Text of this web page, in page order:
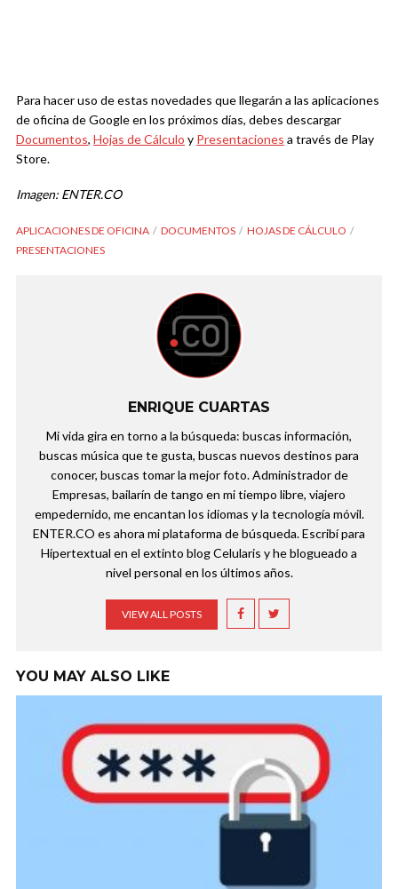
Para hacer uso de estas novedades que llegarán a las aplicaciones
de oficina de Google en los próximos días, debes descargar
Documentos, Hojas de Cálculo y Presentaciones a través de Play
Store.
Imagen: ENTER.CO
APLICACIONES DE OFICINA DOCUMENTOS
HOJAS DE CÁLCULO
PRESENTACIONES
ENRIQUE CUARTAS
Mi vida gira en torno a la búsqueda: buscas información,
buscas música que te gusta, buscas nuevos destinos para
conocer, buscas tomar la mejor foto. Administrador de
Empresas, bailarín de tango en mi tiempo libre, viajero
empedernido, me encantan los idiomas y la tecnología móvil.
ENTER.CO es ahora mi plataforma de búsqueda. Escribí para
Hipertextual en el extinto blog Celularis y he blogueado a
nivel personal en los últimos años.
VIEW ALL POSTS
YOU MAY ALSO LIKE